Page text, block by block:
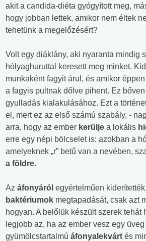
akit a candida-diéta gyógyított meg,
hogy jobban lettek, amikor nem éltek
tehetünk a megelőzésért?
Volt egy diáklány, aki nyaranta mindig
hólyaghuruttal keresett meg minket.
munkaként fagyit árul, és amikor
a fagyis pultnak dőlve pihent. Ez
gyulladás kialakulásához. Ezt a
el, mert ez az első számú szabály, -
arra, hogy az ember kerülje a lokális
erre egy népi bölcselet is: azokban a
amelyeknek „r” betű van a nevében,
a földre.
Az áfonyáról egyértelműen
baktériumok megtapadását, csak azt
hogyan. A belőlük készült szerek tehát
legjobb az, ha az ember vesz egy
gyümölcstartalmú áfonyalekvárt és